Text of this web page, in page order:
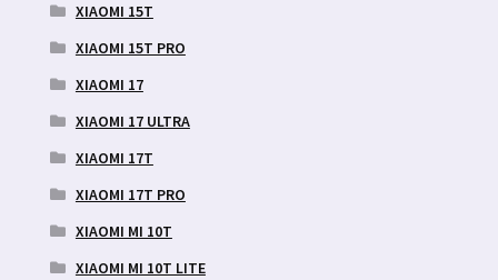
XIAOMI 15T
XIAOMI 15T PRO
XIAOMI 17
XIAOMI 17 ULTRA
XIAOMI 17T
XIAOMI 17T PRO
XIAOMI MI 10T
XIAOMI MI 10T LITE